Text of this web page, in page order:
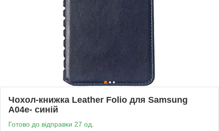
Чохол-книжка Leather Folio для Samsung
A04e- синій
Готово до відправки 27 од.